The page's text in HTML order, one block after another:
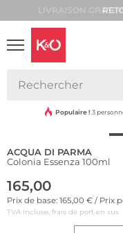
VIBES
Populaire ! 3
ACQUA DI PARMA
Colonia Essenza 100ml
165,00
Prix de base: 165,00 € / Prix
TVA incluse, frais de port en sus